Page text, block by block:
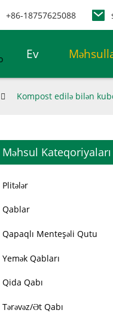
+86-18757625088
Ev
Kompost edilə bilən
Məhsul Kateqoriyaları
Plitələr
Qablar
Qapaqlı Menteşəli Qutu
Yemək Qabları
Qida Qabı
Tərəvəz/ət Qabı